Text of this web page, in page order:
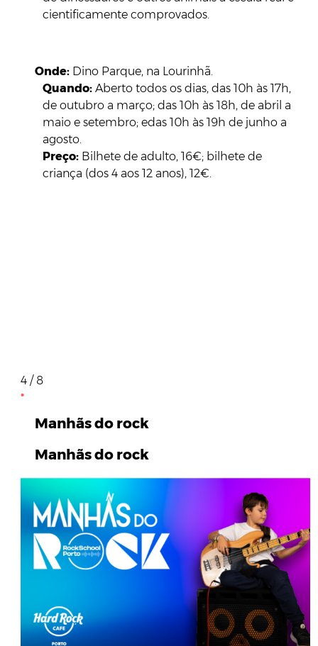
cientificamente comprovados.
Onde:Dino Parque, na Lourinhã.
Quando: Aberto todos os dias, das 10h às 17h,
de outubro a março; das 10h às 18h, de abril a
maio e setembro; edas 10h às 19h de junho a
agosto.
Preço: Bilhete de adulto, 16€; bilhete de
criança (dos 4 aos 12 anos), 12€.
4 / 8
Manhãs do rock
Manhãs do rock